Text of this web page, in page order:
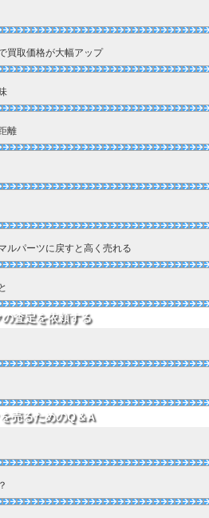
買取価格が大幅アップ
離
ルパーツに戻すと高く売れる
の査定を依頼する
売るためのQ＆A